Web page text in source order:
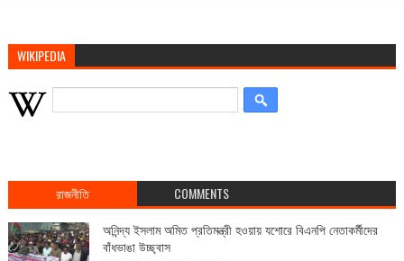
WIKIPEDIA
রাজনীতি COMMENTS
অনিন্দ্য ইসলাম অমিত প্রতিমন্ত্রী হওয়ায় যশোরে বিএনপি নেতাকর্মীদের
বাঁধভাঙা উচ্ছ্বাস